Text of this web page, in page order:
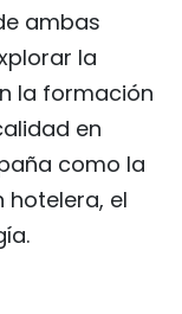
ambas
la
la formación
en
como la
hotelera, el